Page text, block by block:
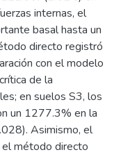
internas, el
basal hasta un
directo registró
con el modelo
de la
en suelos S3, los
un 1277.3% en la
Asimismo, el
método directo